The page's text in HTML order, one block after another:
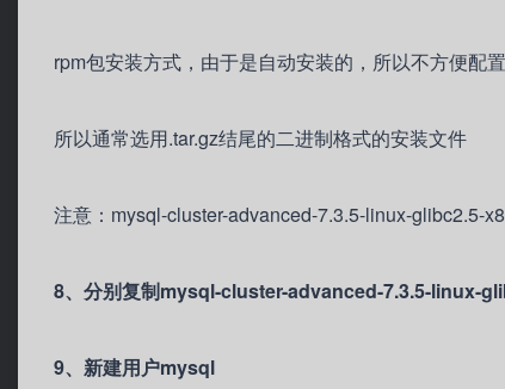
rpm包安装方式，由于是自动安装的，所以不方便配
所以通常选用.tar.gz结尾的二进制格式的安装文件
注意：mysql-cluster-advanced-7.3.5-linux-glibc2.5-
8、分别复制mysql-cluster-advanced-7.3.5-linux-
9、新建用户mysql